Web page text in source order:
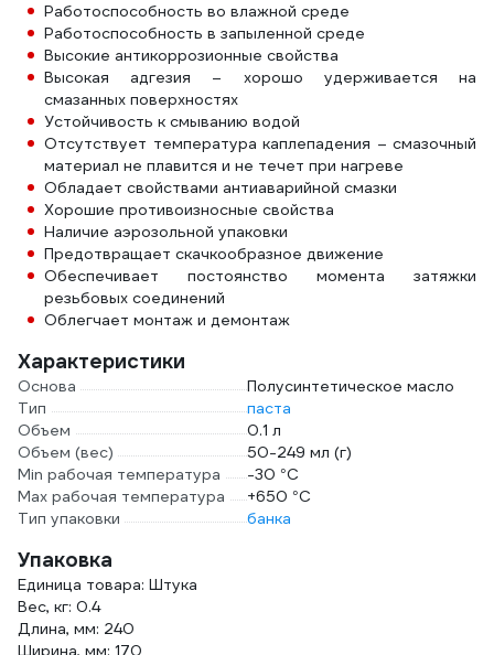
Работоспособность во влажной среде
Работоспособность в запыленной среде
Высокие антикоррозионные свойства
Высокая адгезия – хорошо удерживается на
смазанных поверхностях
Устойчивость к смыванию водой
Отсутствует температура каплепадения – смазочный
материал не плавится и не течет при нагреве
Обладает свойствами антиаварийной смазки
Хорошие противоизносные свойства
Наличие аэрозольной упаковки
Предотвращает скачкообразное движение
Обеспечивает постоянство момента затяжки
резьбовых соединений
Облегчает монтаж и демонтаж
Характеристики
Основа
Полусинтетическое масло
Тип
паста
Объем
0.1 л
Объем (вес)
50-249 мл (г)
Min рабочая температура
-30 °С
Max рабочая температура
+650 °С
Тип упаковки
банка
Упаковка
Единица товара: Штука
Вес, кг: 0.4
Длина, мм: 240
Ширина, мм: 170